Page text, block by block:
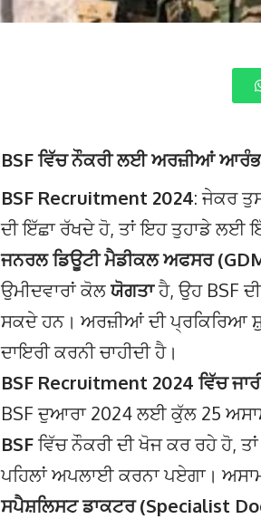
BSF ਵਿੱਚ ਨੌਕਰੀ ਲਈ ਅਰਜ਼ੀਆਂ
BSF Recruitment 2024: ਜੇਕਰ
ਦੀ ਇੱਛਾ ਰੱਖਦੇ ਹੋ, ਤਾਂ ਇਹ ਤੁਹਾਡੇ ਲਈ
ਜਨਰਲ ਡਿਊਟੀ ਮੈਡੀਕਲ ਅਫਸਰ
ਉਮੀਦਵਾਰਾਂ ਕੋਲਯੋਗਤਾਹੈ, ਉਹ BSF
ਸਕਦੇ ਹਨ। ਅਰਜ਼ੀਆਂ ਦੀ ਪ੍ਰਕਿਰਿਆ
ਦਾਇਰੀ ਕਰਨੀ ਚਾਹੀਦੀ ਹੈ।
BSF Recruitment 2024 ਵਿੱਚ
BSF ਦੁਆਰਾ 2024 ਲਈ ਕੁੱਲ 25
BSFਵਿੱਚ ਨੌਕਰੀ ਦੀ ਖੋਜ ਕਰ ਰਹੇ ਹੋ,
ਪਹਿਲਾਂ ਅਪਲਾਈ ਕਰਨਾ ਪਏਗਾ।
ਸਪੈਸ਼ਲਿਸਟ ਡਾਕਟਰ (Specialist